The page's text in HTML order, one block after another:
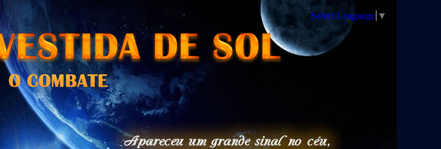
Select Language ▼